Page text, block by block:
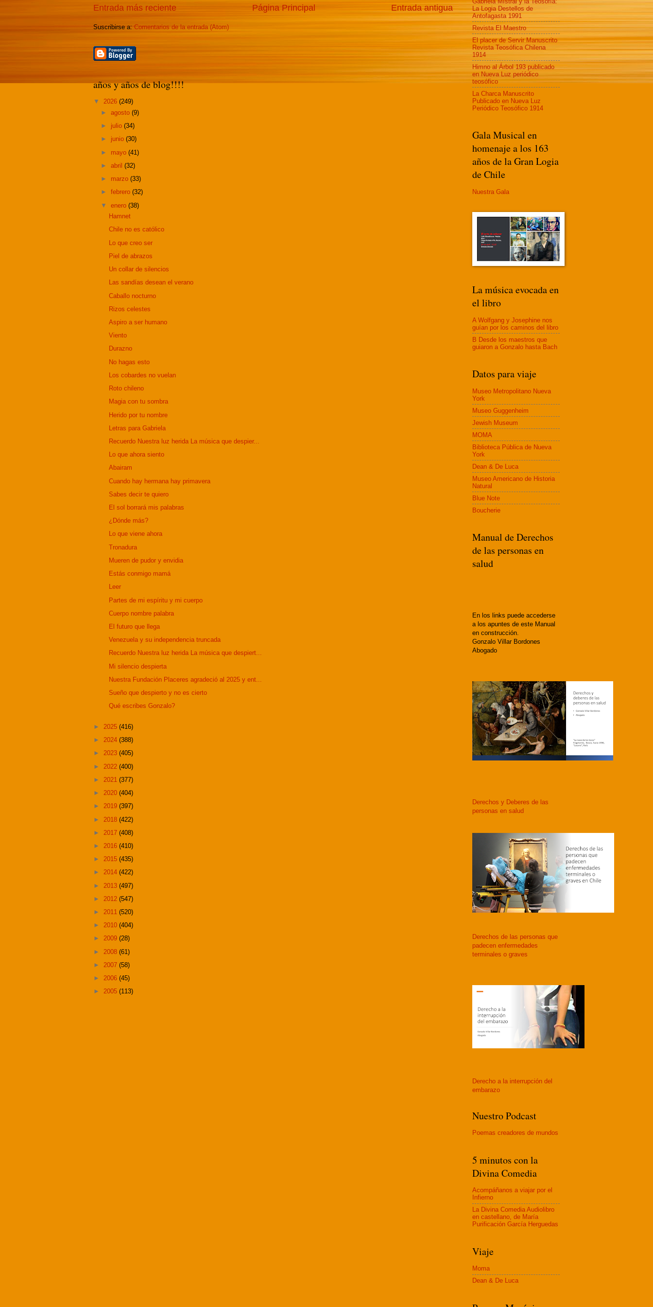
Entrada más reciente Entrada antigua
Página Principal
Suscribirse a:Comentarios de la entrada (Atom)
años y años de blog!!!!
▼ 2026 (249)
►agosto(9)
► julio(34)
► junio(30)
► mayo(41)
►abril(32)
► marzo(33)
►febrero(32)
▼enero(38)
Hamnet
Chile no es católico
Lo que creo ser
Piel de abrazos
Un collar de silencios
Las sandías desean el verano
Caballo nocturno
Rizos celestes
Aspiro a ser humano
Viento
Durazno
No hagas esto
Los cobardes no vuelan
Roto chileno
Magia con tu sombra
Herido por tu nombre
Letras para Gabriela
Recuerdo Nuestra luz herida La música que despier...
Lo que ahora siento
Abairam
Cuando hay hermana hay primavera
Sabes decir te quiero
El sol borrará mis palabras
¿Dónde más?
Lo que viene ahora
Tronadura
Mueren de pudor y envidia
Estás conmigo mamá
Leer
Partes de mi espíritu y mi cuerpo
Cuerpo nombre palabra
El futuro que llega
Venezuela y su independencia truncada
Recuerdo Nuestra luz herida La música que despiert...
Mi silencio despierta
Nuestra Fundación Placeres agradeció al 2025 y ent...
Sueño que despierto y no es cierto
Qué escribes Gonzalo?
► 2025 (416)
► 2024 (388)
► 2023 (405)
► 2022 (400)
► 2021 (377)
► 2020 (404)
► 2019 (397)
► 2018 (422)
► 2017 (408)
► 2016 (410)
► 2015 (435)
► 2014 (422)
► 2013 (497)
► 2012 (547)
► 2011 (520)
► 2010 (404)
► 2009 (28)
► 2008 (61)
► 2007 (58)
► 2006 (45)
► 2005 (113)
La Logia Destellos de
Antofagasta 1991
Revista El Maestro
El placer de Servir Manuscrito
Revista Teosófica Chilena
1914
Himno al Árbol 193 publicado
en Nueva Luz periódico
teosófico
La Charca Manuscrito
Publicado en Nueva Luz
Periódico Teosófico 1914
Gala Musical en
homenaje a los 163
años de la Gran Logia
de Chile
Nuestra Gala
La música evocada en
el libro
A Wolfgang y Josephine nos
guían por los caminos del libro
B Desde los maestros que
guiaron a Gonzalo hasta Bach
Datos para viaje
Museo Metropolitano Nueva
York
Museo Guggenheim
Jewish Museum
MOMA
Biblioteca Pública de Nueva
York
Dean & De Luca
Museo Americano de Historia
Natural
Blue Note
Boucherie
Manual de Derechos
de las personas en
salud
En los links puede accederse
a los apuntes de este Manual
en construcción.
Gonzalo Villar Bordones
Abogado
Derechos y Deberes de las
personas en salud
Derechos de las personas que
padecen enfermedades
terminales o graves
Derecho a la interrupción del
embarazo
Nuestro Podcast
Poemas creadores de mundos
5 minutos con la
Divina Comedia
Acompáñanos a viajar por el
Infierno
La Divina Comedia Audiolibro
en castellano, de María
Purificación García Herguedas
Viaje
Moma
Dean & De Luca